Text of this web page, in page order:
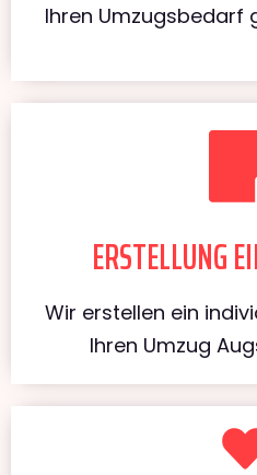
Ihren Umzugsbedarf
ERSTELLUNG
Wir erstellen ein
Ihren Umzug